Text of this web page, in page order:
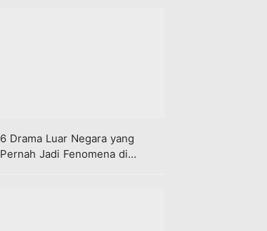
6 Drama Luar Negara yang
Pernah Jadi Fenomena di